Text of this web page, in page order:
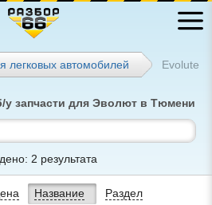
легковых автомобилей Evolute
у запчасти для Эволют в Тюмени
2 результата
Название Раздел